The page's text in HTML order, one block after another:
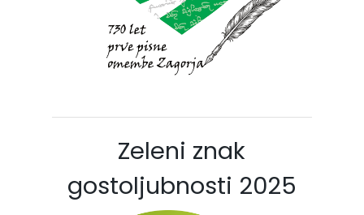
Zeleni znak
gostoljubnosti 2025